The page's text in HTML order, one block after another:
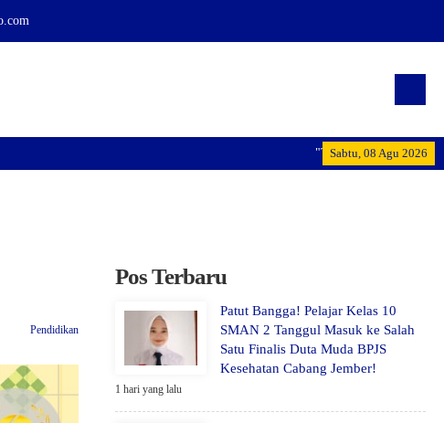
Sabtu, 08 Agu 2026
"Terwujudnya generasi
Pendidikan
Pos Terbaru
Patut Bangga! Pelajar Kelas 10
SMAN 2 Tanggul Masuk ke Salah
Satu Finalis Duta Muda BPJS
Kesehatan Cabang Jember!
1 hari yang lalu